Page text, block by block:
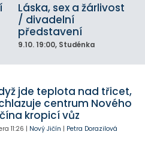
Láska, sex a žárlivost
/ divadelní
představení
9.10. 19:00, Studénka
jde teplota nad třicet,
centrum Nového
kropicí vůz
11:26 | Nový Jičín | Petra Dorazilová